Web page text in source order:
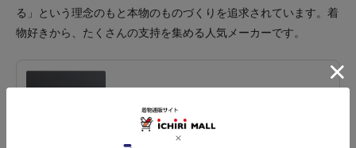
る」という理念のもと本物のものづくりを追求されています。着
物好きから、たくさんの支持を集める人気メーカーです。
大原商店